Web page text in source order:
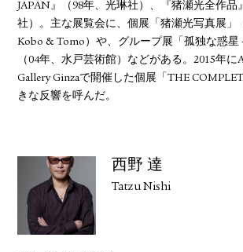
JAPAN』（98年、光琳社）、『猪瀬光全作品
社）。主な展覧会に、個展「猪瀬光写真展」
Kobo & Tomo）や、グループ展「孤独な惑星 -
（04年、水戸芸術館）などがある。2015年に
Gallery Ginzaで開催した個展「THE
きな反響を呼んだ。
西野 達
Tatzu Nishi